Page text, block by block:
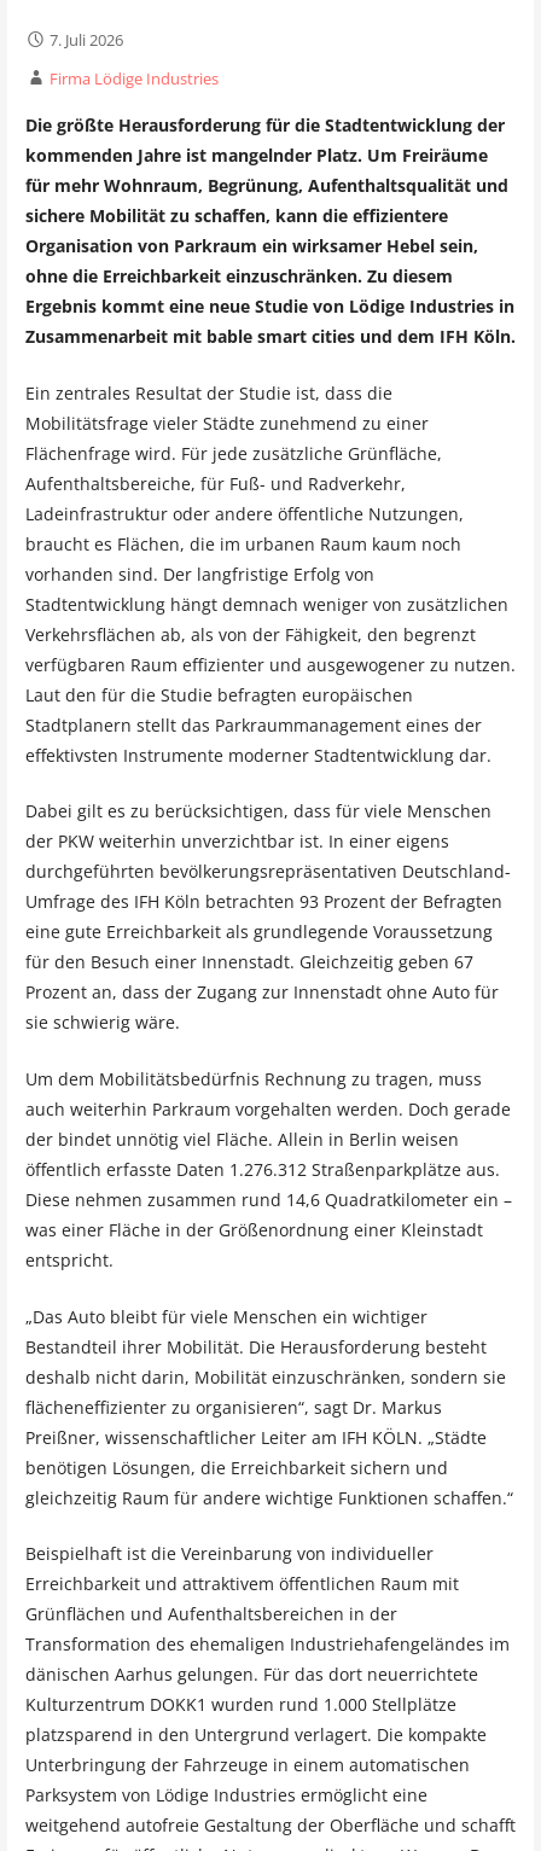
7. Juli 2026
Firma Lödige Industries
Die größte Herausforderung für die Stadtentwicklung der
kommenden Jahre ist mangelnder Platz. Um Freiräume
für mehr Wohnraum, Begrünung, Aufenthaltsqualität und
sichere Mobilität zu schaffen, kann die effizientere
Organisation von Parkraum ein wirksamer Hebel sein,
ohne die Erreichbarkeit einzuschränken. Zu diesem
Ergebnis kommt eine neue Studie von Lödige Industries in
Zusammenarbeit mit bable smart cities und dem IFH Köln.
Ein zentrales Resultat der Studie ist, dass die
Mobilitätsfrage vieler Städte zunehmend zu einer
Flächenfrage wird. Für jede zusätzliche Grünfläche,
Aufenthaltsbereiche, für Fuß- und Radverkehr,
Ladeinfrastruktur oder andere öffentliche Nutzungen,
braucht es Flächen, die im urbanen Raum kaum noch
vorhanden sind. Der langfristige Erfolg von
Stadtentwicklung hängt demnach weniger von zusätzlichen
Verkehrsflächen ab, als von der Fähigkeit, den begrenzt
verfügbaren Raum effizienter und ausgewogener zu nutzen.
Laut den für die Studie befragten europäischen
Stadtplanern stellt das Parkraummanagement eines der
effektivsten Instrumente moderner Stadtentwicklung dar.
Dabei gilt es zu berücksichtigen, dass für viele Menschen
der PKW weiterhin unverzichtbar ist. In einer eigens
durchgeführten bevölkerungsrepräsentativen Deutschland-
Umfrage des IFH Köln betrachten 93 Prozent der Befragten
eine gute Erreichbarkeit als grundlegende Voraussetzung
für den Besuch einer Innenstadt. Gleichzeitig geben 67
Prozent an, dass der Zugang zur Innenstadt ohne Auto für
sie schwierig wäre.
Um dem Mobilitätsbedürfnis Rechnung zu tragen, muss
auch weiterhin Parkraum vorgehalten werden. Doch gerade
der bindet unnötig viel Fläche. Allein in Berlin weisen
öffentlich erfasste Daten 1.276.312 Straßenparkplätze aus.
Diese nehmen zusammen rund 14,6 Quadratkilometer ein –
was einer Fläche in der Größenordnung einer Kleinstadt
entspricht.
„Das Auto bleibt für viele Menschen ein wichtiger
Bestandteil ihrer Mobilität. Die Herausforderung besteht
deshalb nicht darin, Mobilität einzuschränken, sondern sie
flächeneffizienter zu organisieren“, sagt Dr. Markus
Preißner, wissenschaftlicher Leiter am IFH KÖLN. „Städte
benötigen Lösungen, die Erreichbarkeit sichern und
gleichzeitig Raum für andere wichtige Funktionen schaffen.“
Beispielhaft ist die Vereinbarung von individueller
Erreichbarkeit und attraktivem öffentlichen Raum mit
Grünflächen und Aufenthaltsbereichen in der
Transformation des ehemaligen Industriehafengeländes im
dänischen Aarhus gelungen. Für das dort neuerrichtete
Kulturzentrum DOKK1 wurden rund 1.000 Stellplätze
platzsparend in den Untergrund verlagert. Die kompakte
Unterbringung der Fahrzeuge in einem automatischen
Parksystem von Lödige Industries ermöglicht eine
weitgehend autofreie Gestaltung der Oberfläche und schafft